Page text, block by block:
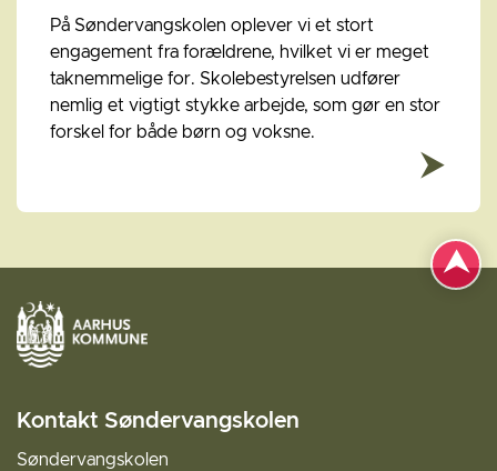
På Søndervangskolen oplever vi et stort
engagement fra forældrene, hvilket vi er meget
taknemmelige for. Skolebestyrelsen udfører
nemlig et vigtigt stykke arbejde, som gør en stor
forskel for både børn og voksne.
Kontakt Søndervangskolen
Søndervangskolen